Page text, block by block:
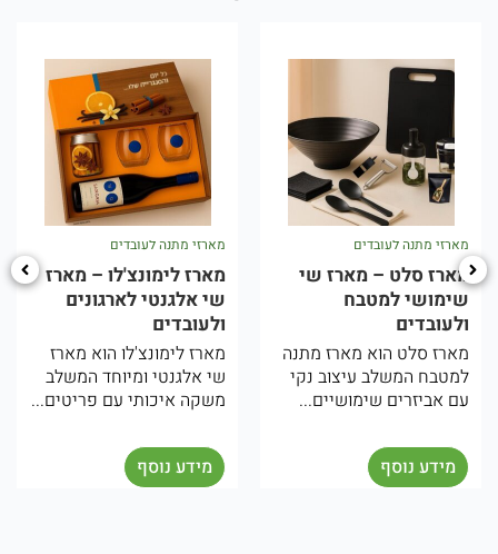
מארזי מתנה לעובדים
מארז לימונצ'לו – מארז
שי אלגנטי לארגונים
ולעובדים
מארז לימונצ'לו הוא מארז
שי אלגנטי ומיוחד המשלב
משקה איכותי עם פריטים...
מידע נוסף
מארזי מתנה לעובדים
מארז יווני – מארז ים
תיכוני לארגונים
ולעובדים
המארז היווני הוא מארז
מיוחד בהשראת המטבח
והאווירה הים תיכונית.
מידע נוסף